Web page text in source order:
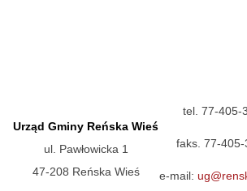
Urząd Gminy Reńska Wieś
ul. Pawłowicka 1
47-208 Reńska Wieś
tel. 77-405-
faks. 77-
e-mail: